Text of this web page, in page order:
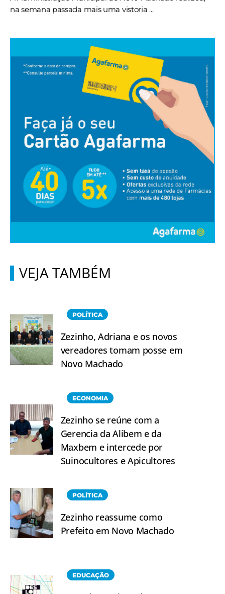
na semana passada mais uma vistoria ...
VEJA TAMBÉM
POLÍTICA
Zezinho, Adriana e os novos
vereadores tomam posse em
Novo Machado
ECONOMIA
Zezinho se reúne com a
Gerencia da Alibem e da
Maxbem e intercede por
Suinocultores e Apicultores
POLÍTICA
Zezinho reassume como
Prefeito em Novo Machado
EDUCAÇÃO